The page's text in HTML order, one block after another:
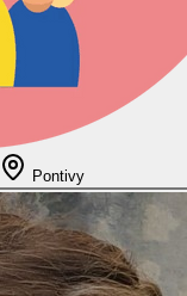
Pontivy